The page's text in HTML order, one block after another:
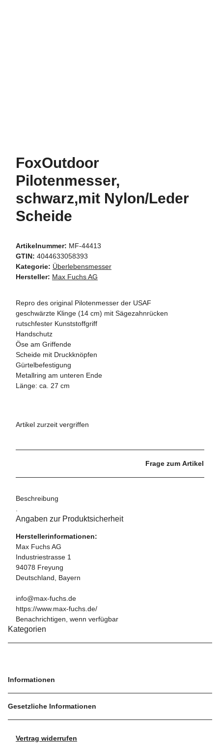
FoxOutdoor
Pilotenmesser,
schwarz,mit Nylon/Leder
Scheide
Artikelnummer: MF-44413
GTIN: 4044633058393
Kategorie: Überlebensmesser
Hersteller: Max Fuchs AG
Repro des original Pilotenmesser der USAF
geschwärzte Klinge (14 cm) mit Sägezahnrücken
rutschfester Kunststoffgriff
Handschutz
Öse am Griffende
Scheide mit Druckknöpfen
Gürtelbefestigung
Metallring am unteren Ende
Länge: ca. 27 cm
Artikel zurzeit vergriffen
Frage zum Artikel
Beschreibung
Angaben zur Produktsicherheit
Herstellerinformationen:
Max Fuchs AG
Industriestrasse 1
94078 Freyung
Deutschland, Bayern
info@max-fuchs.de
https://www.max-fuchs.de/
Benachrichtigen, wenn verfügbar
Kategorien
Informationen
Gesetzliche Informationen
Vertrag widerrufen